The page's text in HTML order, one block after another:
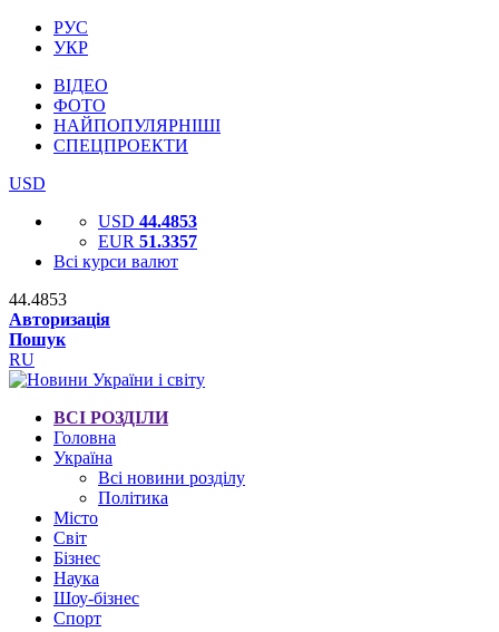
РУС
УКР
ВІДЕО
ФОТО
НАЙПОПУЛЯРНІШІ
СПЕЦПРОЕКТИ
USD
USD 44.4853
EUR 51.3357
Всі курси валют
44.4853
Авторизація
Пошук
RU
ВСІ РОЗДІЛИ
Головна
Україна
Всі новини розділу
Політика
Місто
Світ
Бізнес
Наука
Шоу-бізнес
Спорт